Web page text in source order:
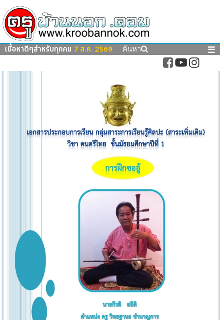
เนื้อหาดีๆสำหรับทุกคน 7 ส.ค. 2569 ค้นหา ☰